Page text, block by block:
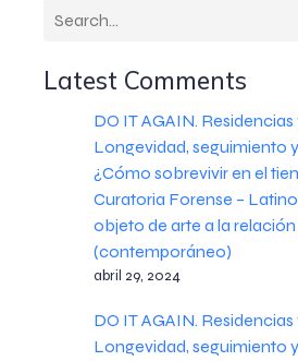
Latest Comments
DO IT AGAIN.
Longevidad, seguimiento
¿Cómo sobrevivir en el
Curatoria Forense –
objeto de arte a la
(contemporáneo)
abril 29, 2024
DO IT AGAIN.
Longevidad, seguimiento